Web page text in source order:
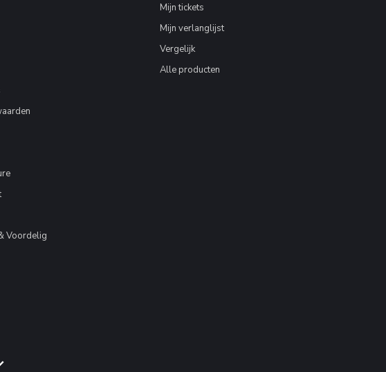
Voordelig
Mijn tickets
Mijn verlanglijst
Vergelijk
Alle producten